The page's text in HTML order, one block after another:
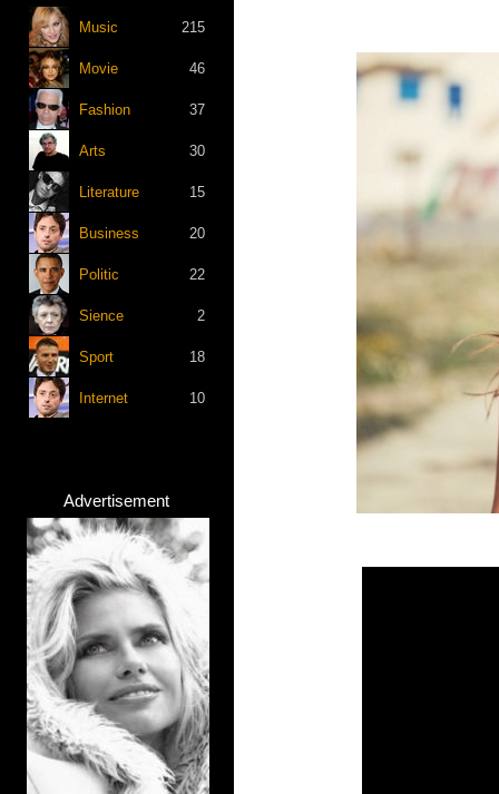
Music 215
Movie 46
Fashion 37
Arts 30
Literature 15
Business 20
Politic 22
Sience 2
Sport 18
Internet 10
Advertisement